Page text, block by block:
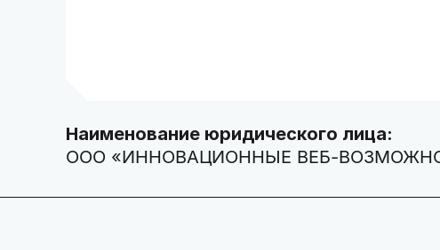
Наименование юридического лица:
ООО «ИННОВАЦИОННЫЕ ВЕБ-